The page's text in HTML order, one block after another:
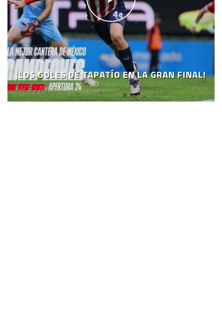
¡LOS GOLES DE TAPATÍO EN LA GRAN FINAL!
HACE 2 AÑOS